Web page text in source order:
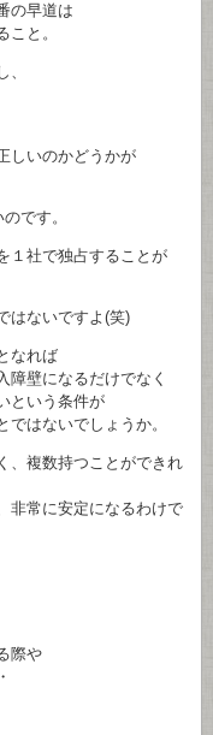
の早道は
と。
いのかどうかが
です。
社で独占することが
ないですよ(笑)
なれば
壁になるだけでなく
という条件が
はないでしょうか。
複数持つことができれ
常に安定になるわけで
際や